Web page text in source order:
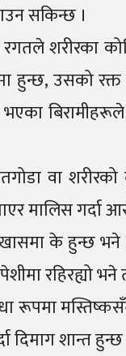
सकिन्छ ।
रगतले शरीरका
हुन्छ, उसको
भएका
वा
मालिस गर्दा
के हुन्छ भने
रहिरह्यो
रूपमा
शान्त